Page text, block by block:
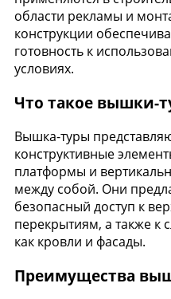
области рекламы и
конструкции
готовность к
условиях.
Что такое вышки-
Вышка-туры
конструктивные
платформы и
между собой. Они
безопасный доступ к
перекрытиям, а также к
как кровли и фасады.
Преимущества